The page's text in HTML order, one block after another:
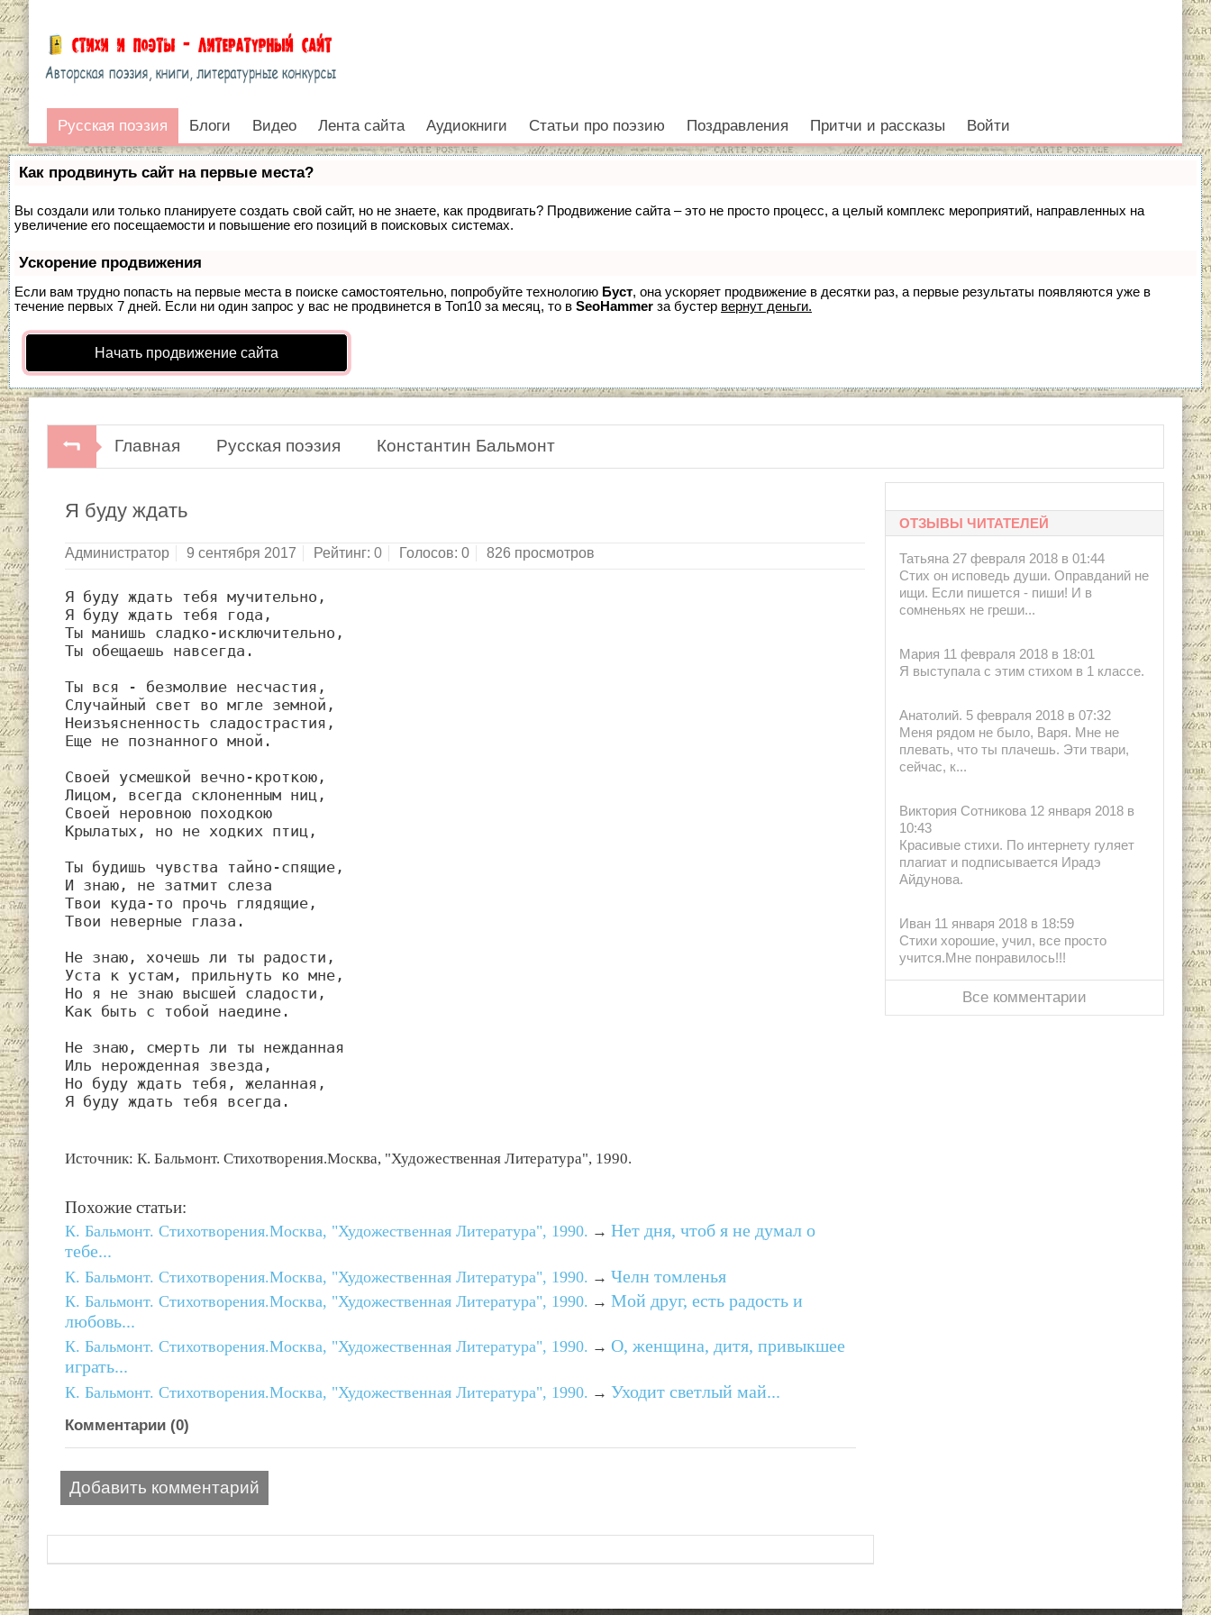
Русская поэзия
Войти
Русская поэзия Блоги Видео Лента сайта Аудиокниги Статьи про поэзию Поздравления Притчи и рассказы Войти
Как продвинуть сайт на первые места?
Вы создали или только планируете создать свой сайт, но не знаете, как продвигать? Продвижение сайта – это не просто процесс, а целый комплекс мероприятий, направленных на
увеличение его посещаемости и повышение его позиций в поисковых системах.
Ускорение продвижения
Если вам трудно попасть на первые места в поиске самостоятельно, попробуйте технологию Буст, она ускоряет продвижение в десятки раз, а первые результаты появляются уже в
течение первых 7 дней. Если ни один запрос у вас не продвинется в Топ10 за месяц, то в SeoHammer за бустер вернут деньги.
Начать продвижение сайта
Главная Русская поэзия Константин Бальмонт
Я буду ждать
Администратор 9 сентября 2017 Рейтинг: 0 Голосов: 0 826 просмотров
Я буду ждать тебя мучительно,
Я буду ждать тебя года,
Ты манишь сладко-исключительно,
Ты обещаешь навсегда.
Ты вся - безмолвие несчастия,
Случайный свет во мгле земной,
Неизъясненность сладострастия,
Еще не познанного мной.
Своей усмешкой вечно-кроткою,
Лицом, всегда склоненным ниц,
Своей неровною походкою
Крылатых, но не ходких птиц,
Ты будишь чувства тайно-спящие,
И знаю, не затмит слеза
Твои куда-то прочь глядящие,
Твои неверные глаза.
Не знаю, хочешь ли ты радости,
Уста к устам, прильнуть ко мне,
Но я не знаю высшей сладости,
Как быть с тобой наедине.
Не знаю, смерть ли ты нежданная
Иль нерожденная звезда,
Но буду ждать тебя, желанная,
Я буду ждать тебя всегда.
Источник: К. Бальмонт. Стихотворения.Москва, "Художественная Литература", 1990.
Похожие статьи:
К. Бальмонт. Стихотворения.Москва, "Художественная Литература", 1990. → Нет дня, чтоб я не думал о
тебе...
К. Бальмонт. Стихотворения.Москва, "Художественная Литература", 1990. → Челн томленья
К. Бальмонт. Стихотворения.Москва, "Художественная Литература", 1990. → Мой друг, есть радость и
любовь...
К. Бальмонт. Стихотворения.Москва, "Художественная Литература", 1990. → О, женщина, дитя, привыкшее
играть...
К. Бальмонт. Стихотворения.Москва, "Художественная Литература", 1990. → Уходит светлый май...
Комментарии (0)
Добавить комментарий
ОТЗЫВЫ ЧИТАТЕЛЕЙ
Татьяна 27 февраля 2018 в 01:44
Стих он исповедь души. Оправданий не
ищи. Если пишется - пиши! И в
сомненьях не греши...
Мария 11 февраля 2018 в 18:01
Я выступала с этим стихом в 1 классе.
Анатолий. 5 февраля 2018 в 07:32
Меня рядом не было, Варя. Мне не
плевать, что ты плачешь. Эти твари,
сейчас, к...
Виктория Сотникова 12 января 2018 в
10:43
Красивые стихи. По интернету гуляет
плагиат и подписывается Ирадэ
Айдунова.
Иван 11 января 2018 в 18:59
Стихи хорошие, учил, все просто
учится.Мне понравилось!!!
Все комментарии